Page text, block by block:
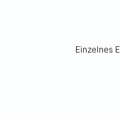
Einzelnes